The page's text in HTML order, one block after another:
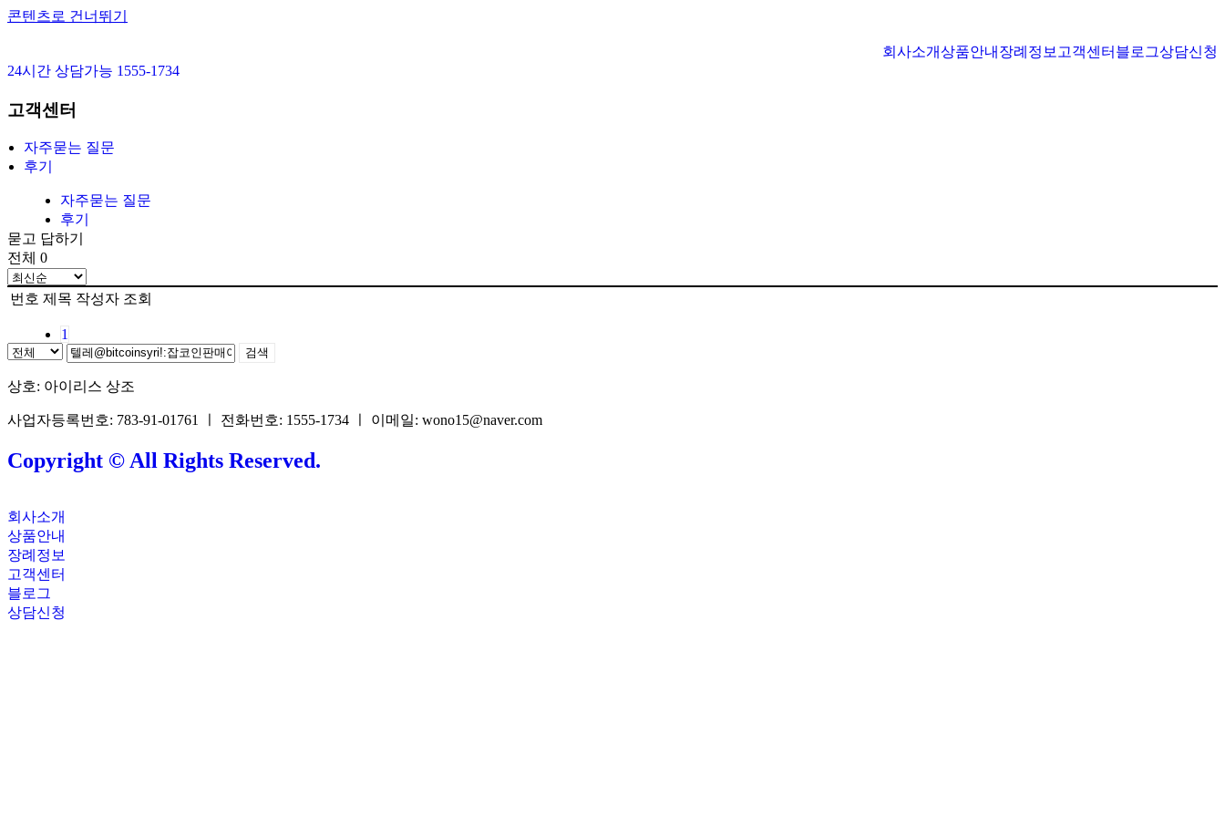
콘텐츠로 건너뛰기
회사소개상품안내 장례정보 고객센터 블로그상담신청
24시간 상담가능 1555-1734
고객센터
자주묻는 질문
후기
자주묻는 질문
후기
묻고 답하기
전체 0
번호 제목 작성자 조회
1
검색
상호: 아이리스 상조
사업자등록번호: 783-91-01761 ㅣ 전화번호: 1555-1734 ㅣ 이메일: wono15@naver.com
Copyright © All Rights Reserved.
회사소개
상품안내
장례정보
고객센터
블로그
상담신청